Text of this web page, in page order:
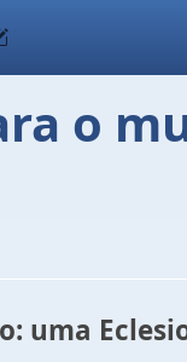
o
uma